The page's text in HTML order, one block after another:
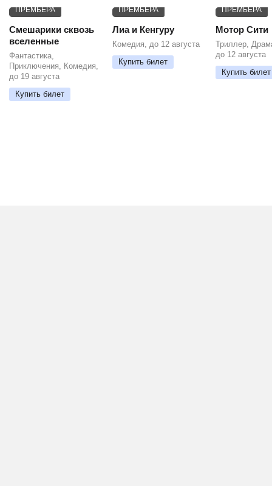
ПРЕМЬЕРА
Смешарики сквозь
вселенные
Фантастика,
Приключения, Комедия,
до 19 августа
Купить билет
ПРЕМЬЕРА
Лиа и Кенгуру
Комедия, до 12 августа
Купить билет
ПРЕМЬЕРА
Мотор Сити
Триллер,
до 12 августа
Купить билет